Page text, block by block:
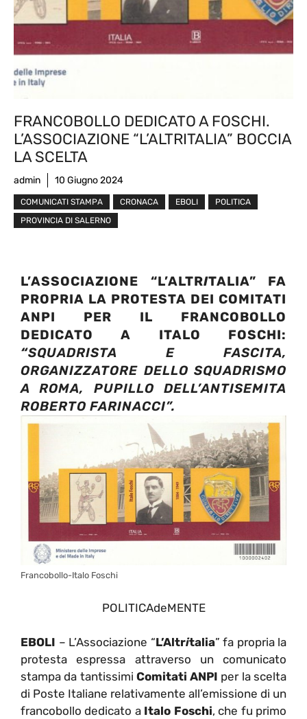
FRANCOBOLLO DEDICATO A FOSCHI.
L’ASSOCIAZIONE “L’ALTRITALIA” BOCCIA
LA SCELTA
admin 10 Giugno 2024
COMUNICATI STAMPA CRONACA EBOLI
POLITICA
PROVINCIA DI SALERNO
L’ASSOCIAZIONE “L’ALTRITALIA” FA
PROPRIA LA PROTESTA DEI COMITATI
ANPI PER IL FRANCOBOLLO
DEDICATO A ITALO FOSCHI:
“SQUADRISTA E FASCITA,
ORGANIZZATORE DELLO SQUADRISMO
A ROMA, PUPILLO DELL’ANTISEMITA
ROBERTO FARINACCI”.
Francobollo-Italo Foschi
POLITICAdeMENTE
EBOLI – L’Associazione “L’Altritalia” fa propria la
protesta espressa attraverso un comunicato
stampa da tantissimi Comitati ANPI per la scelta
di Poste Italiane relativamente all’emissione di un
francobollo dedicato a Italo Foschi, che fu primo